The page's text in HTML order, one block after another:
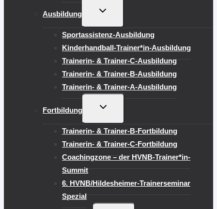
Ausbildung
UNTERMENÜ
Sportassistenz-Ausbildung
Kinderhandball-Trainer*in-Ausbildung
Trainerin- & Trainer-C-Ausbildung
Trainerin- & Trainer-B-Ausbildung
Trainerin- & Trainer-A-Ausbildung
Fortbildung
UNTERMENÜ
Trainerin- & Trainer-B-Fortbildung
Trainerin- & Trainer-C-Fortbildung
Coachingzone – der HVNB-Trainer*in-
Summit
6. HVNB/Hildesheimer-Trainerseminar
Spezial